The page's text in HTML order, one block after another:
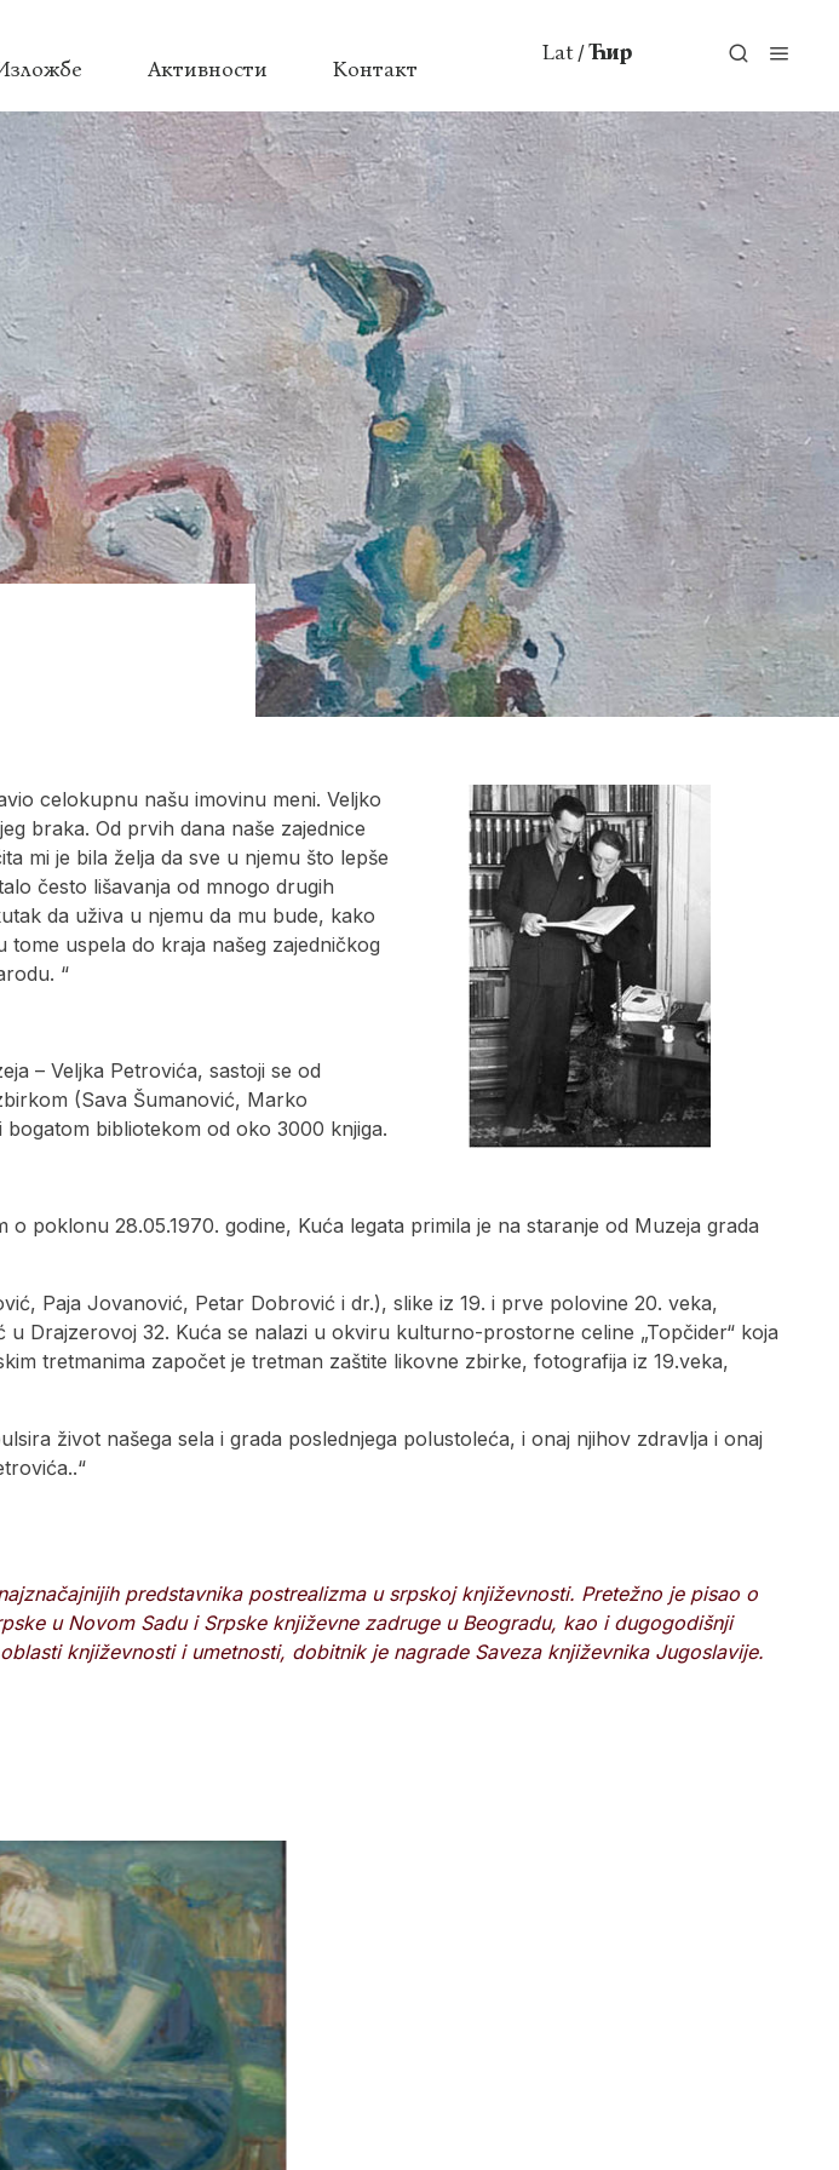
Активности Контакт
Lat /Ћир
celokupnu našu imovinu meni. Veljko
braka. Od prvih dana naše zajednice
mi je bila želja da sve u njemu što lepše
često lišavanja od mnogo drugih
da uživa u njemu da mu bude, kako
uspela do kraja našeg zajedničkog
“
– Veljka Petrovića, sastoji se od
(Sava Šumanović, Marko
bibliotekom od oko 3000 knjiga.
poklonu 28.05.1970. godine, Kuća legata primila je na staranje od Muzeja grada
Paja Jovanović, Petar Dobrović i dr.), slike iz 19. i prve polovine 20. veka,
Drajzerovoj 32. Kuća se nalazi u okviru kulturno-prostorne celine „Topčider“ koja
tretmanima započet je tretman zaštite likovne zbirke, fotografija iz 19.veka,
život našega sela i grada poslednjega polustoleća, i onaj njihov zdravlja i onaj
predstavnika postrealizma u srpskoj književnosti. Pretežno je pisao o
u Novom Sadu i Srpske književne zadruge u Beogradu, kao i dugogodišnji
književnosti i umetnosti, dobitnik je nagrade Saveza književnika Jugoslavije.